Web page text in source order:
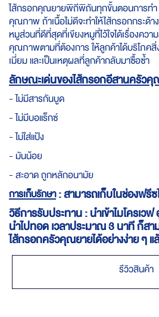
ไส้กรอกคุณยายพิถีพิถันทุกขั้นตอนการทำ
คุณภาพ ถ้าเนื้อไม่ดีจะทำให้ไส้กรอกกระด้
หมูส่วนที่ดีที่สุดที่เขียงหมูที่ไว้ใจได้เรื่องควา
คุณภาพตามที่ต้องการ ให้ลูกค้าได้บริโภค
เมี่ยม และเป็นเหตุผลที่ลูกค้ากลับมาซื้อซ้ำ
ลักษณะเด่นของไส้กรอกอีสานครัว
- ไม่มีสารกันบูด
- ไม่มีบอแร็กซ์
- ไม่ใส่แป้ง
- มันน้อย
- สะอาด ถูกหลักอนามัย
การเก็บรักษา: สามารถเก็บในช่องฟรี
วิธีการรับประทาน : นำเข้าไมโครเว
นำไปทอด เวลาประมาณ 3 นาที ก็ส
ไส้กรอกครัวคุณยายได้อย่างง่าย ๆ แ
รีวิวสินค้า